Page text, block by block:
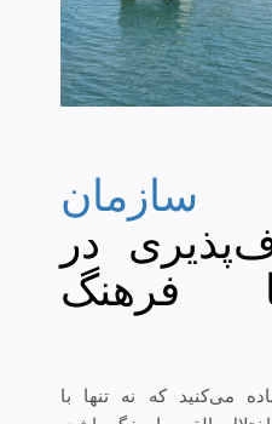
سازمان
در
فرهنگ
می‌كنید كه نه تنها با